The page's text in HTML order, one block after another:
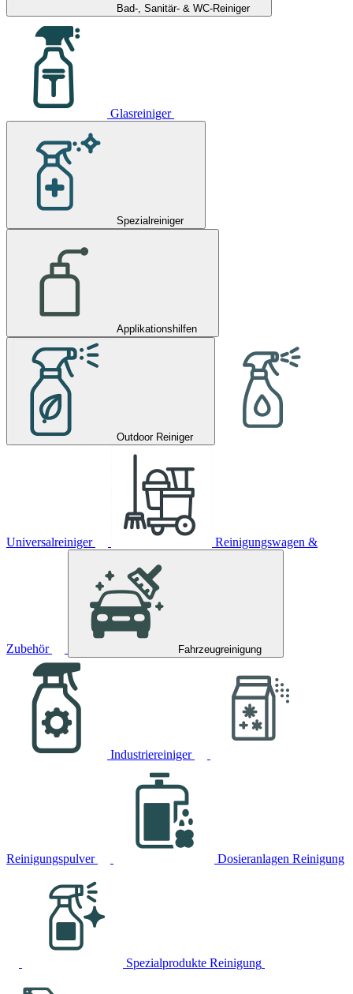
Bad-, Sanitär- & WC-Reiniger
Glasreiniger
Spezialreiniger
Applikationshilfen
Outdoor Reiniger
Universalreiniger Reinigungswagen &
Zubehör Fahrzeugreinigung
Industriereiniger
Reinigungspulver Dosieranlagen Reinigung
Spezialprodukte Reinigung